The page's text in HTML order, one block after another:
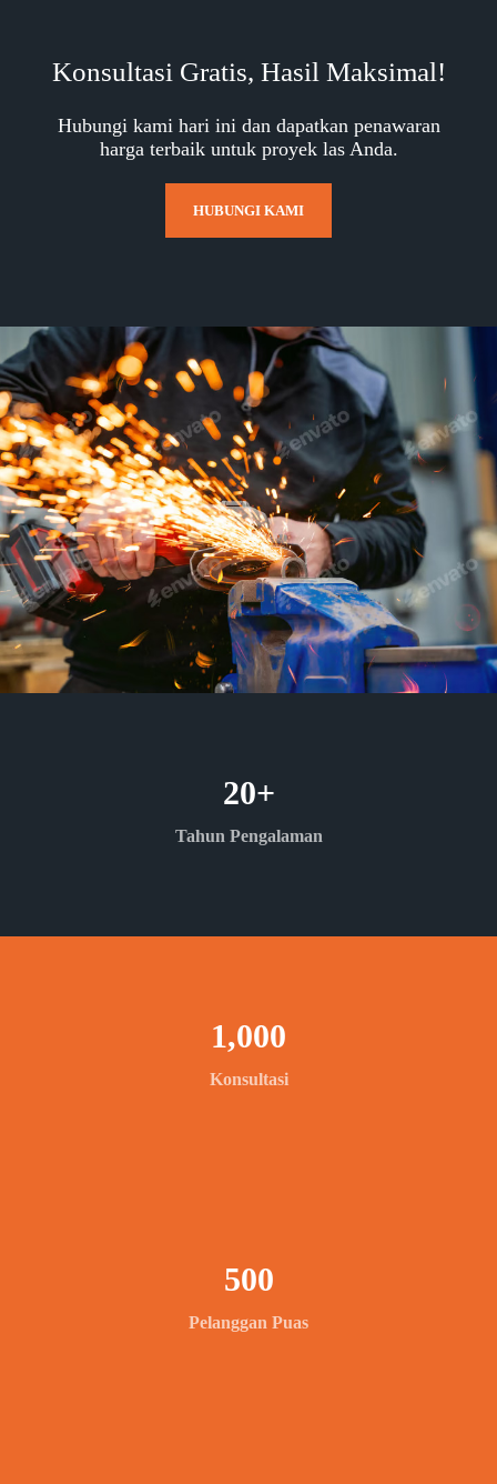
Konsultasi Gratis, Hasil Maksimal!
Hubungi kami hari ini dan dapatkan penawaran
harga terbaik untuk proyek las Anda.
HUBUNGI KAMI
Tahun Pengalaman
20+
Konsultasi
1,000
Pelanggan Puas
500